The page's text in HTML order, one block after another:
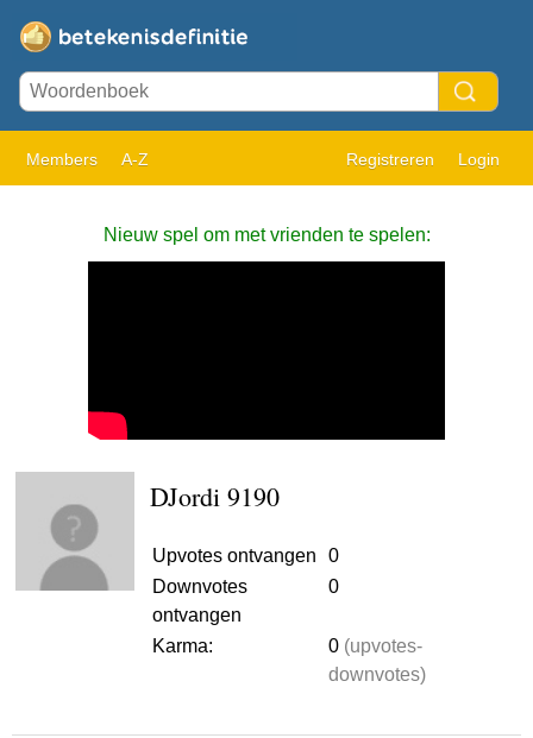
Members A-Z Registreren Login
Nieuw spel om met vrienden te spelen:
DJordi 9190
Upvotes ontvangen
0
Downvotes
ontvangen
0
Karma: 0 (upvotes-
downvotes)